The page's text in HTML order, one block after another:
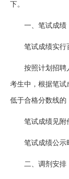
下。
一、笔试成绩
笔试成绩实行百
按照计划招聘人
考生中，根据笔试
低于合格分数线的
笔试成绩见附
笔试成绩公示时
二、调剂安排